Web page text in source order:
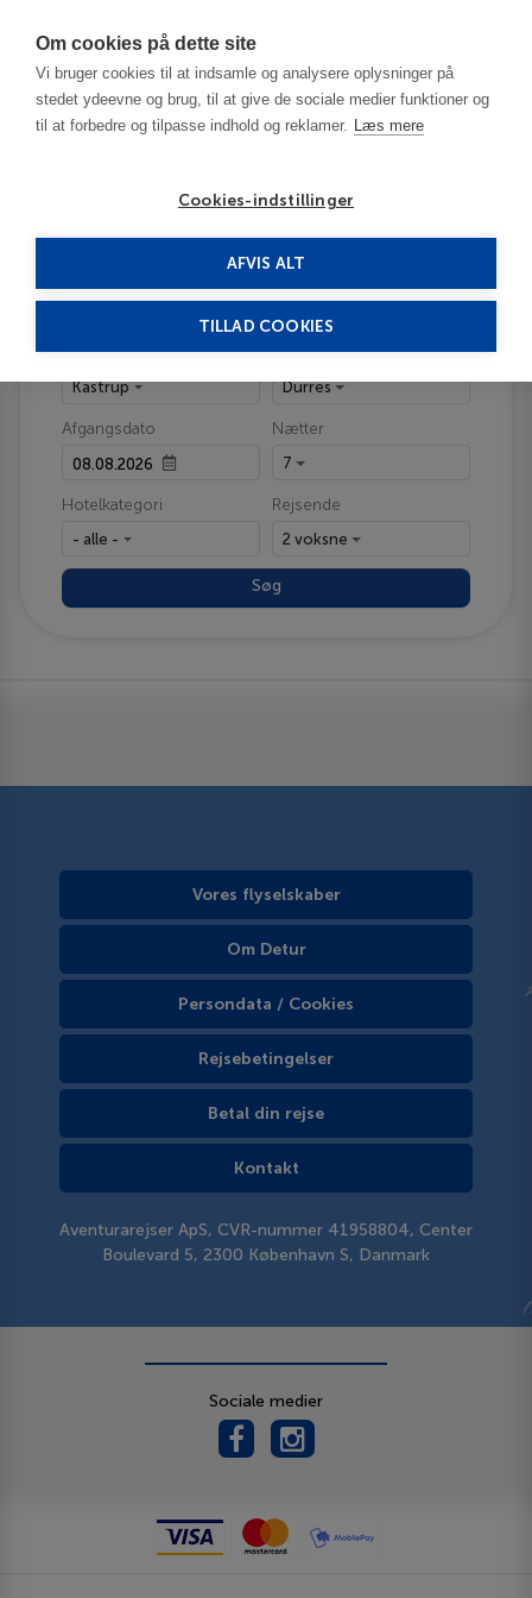
Om cookies på dette site
Vi bruger cookies til at indsamle og analysere oplysninger på
stedet ydeevne og brug, til at give de sociale medier funktioner og
til at forbedre og tilpasse indhold og reklamer. Læs mere
Cookies-indstillinger
AFVIS ALT
TILLAD COOKIES
Fra
Kastrup
Rejsemål
Durres
Afgangsdato Nætter
7
Hotelkategori
- alle -
Rejsende
2 voksne
Søg
Vores flyselskaber
Om Detur
Persondata / Cookies
Rejsebetingelser
Betal din rejse
Kontakt
Aventurarejser ApS, CVR-nummer 41958804, Center
Boulevard 5, 2300 København S, Danmark
Sociale medier